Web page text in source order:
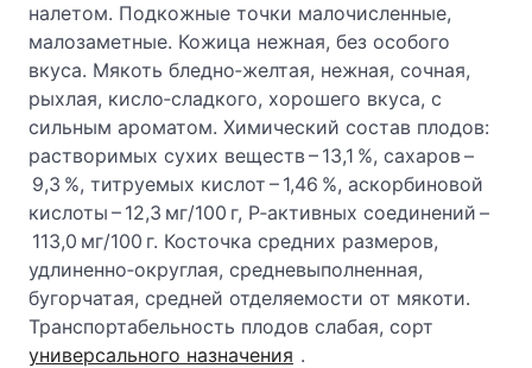
налетом. Подкожные точки малочисленные,
малозаметные. Кожица нежная, без особого
вкуса. Мякоть бледно‑желтая, нежная, сочная,
рыхлая, кисло‑сладкого, хорошего вкуса, с
сильным ароматом. Химический состав плодов:
растворимых сухих веществ – 13,1 %, сахаров –
9,3 %, титруемых кислот – 1,46 %, аскорбиновой
кислоты – 12,3 мг/100 г, Р‑активных соединений –
113,0 мг/100 г. Косточка средних размеров,
удлиненно‑округлая, средневыполненная,
бугорчатая, средней отделяемости от мякоти.
Транспортабельность плодов слабая, сорт
универсального назначения .